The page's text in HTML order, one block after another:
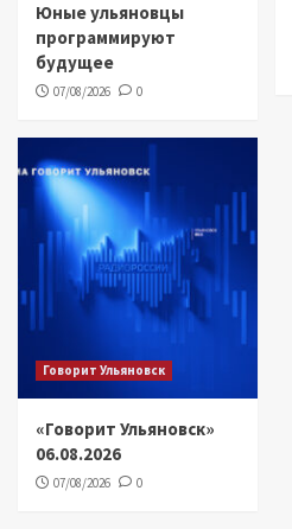
Юные ульяновцы
программируют
будущее
07/08/2026 0
Говорит Ульяновск
«Говорит Ульяновск»
06.08.2026
07/08/2026 0